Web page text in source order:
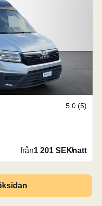
5.0 (5)
från1 201 SEK/natt